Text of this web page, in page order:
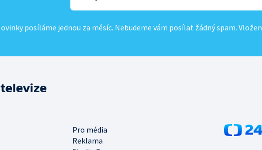
posíláme jednou za měsíc. Nebudeme vám posílat žádný spam.